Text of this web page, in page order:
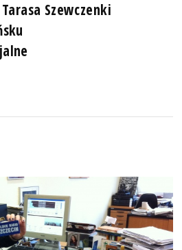
Szewczenki